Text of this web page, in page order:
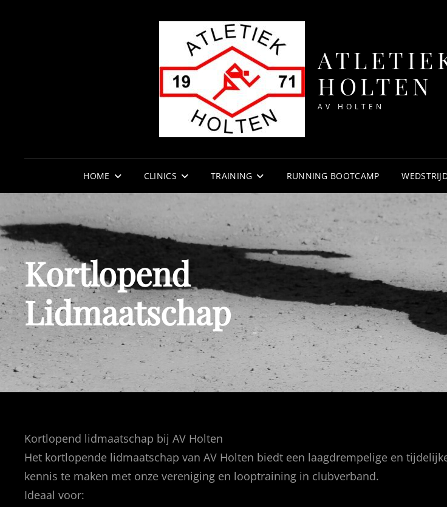
HOLTEN
AV HOLTEN
HOME CLINICS TRAINING RUNNING BOOTCAMP
Kortlopend
Lidmaatschap
Kortlopend lidmaatschap bij AV Holten
Het kortlopende lidmaatschap van AV Holten biedt een laagdrempelige en
kennis te maken met onze vereniging en looptraining in clubverband.
Ideaal voor: